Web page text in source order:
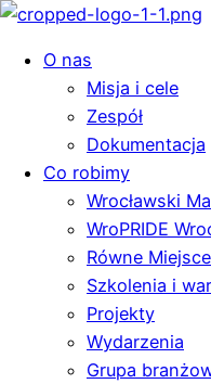
O nas
Misja i cele
Zespół
Dokumentacja
Co robimy
Wrocławski
WroPRIDE
Równe Miejsce
Szkolenia i
Projekty
Wydarzenia
Grupa